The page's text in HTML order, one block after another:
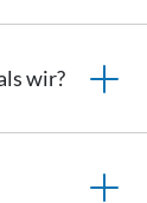
wir?